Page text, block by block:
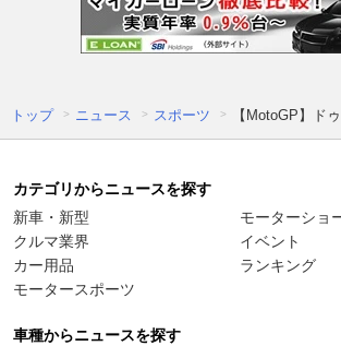
トップ ニュース スポーツ 【MotoGP】ド
カテゴリからニュースを探す
新車・新型
クルマ業界
カー用品
モータースポーツ
モーターショ
イベント
ランキング
車種からニュースを探す